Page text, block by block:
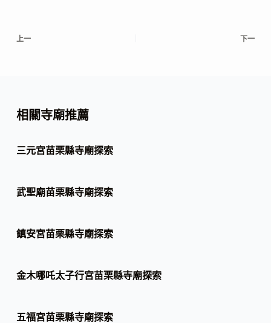
上一 下一
相關寺廟推薦
三元宮苗栗縣寺廟探索
武聖廟苗栗縣寺廟探索
鎮安宮苗栗縣寺廟探索
金木哪吒太子行宮苗栗縣寺廟探索
五福宮苗栗縣寺廟探索